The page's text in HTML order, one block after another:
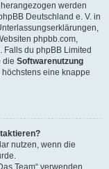
werden
Deutschland e. V. in
phpbb.com,
du phpBB Limited
die Softwarenutzung
eine knappe
nutzen, wenn die
Team“ verwenden.